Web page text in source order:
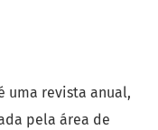
uma revista anual,
pela área de